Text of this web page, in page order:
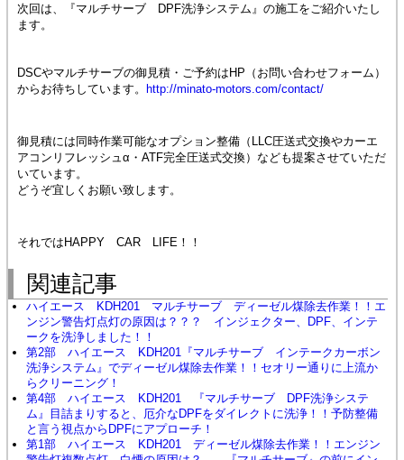
次回は、『マルチサーブ DPF洗浄システム』の施工をご紹介いたし
ます。
DSCやマルチサーブの御見積・ご予約はHP（お問い合わせフォーム）
からお待ちしています。
http://minato-motors.com/contact/
御見積には同時作業可能なオプション整備（LLC圧送式交換やカーエ
アコンリフレッシュα・ATF完全圧送式交換）なども提案させていただ
いています。
どうぞ宜しくお願い致します。
それではHAPPY CAR LIFE！！
関連記事
ハイエース KDH201 マルチサーブ ディーゼル煤除去作業！！エ
ンジン警告灯点灯の原因は？？？ インジェクター、DPF、インテ
ークを洗浄しました！！
第2部 ハイエース KDH201『マルチサーブ インテークカーボン
洗浄システム』でディーゼル煤除去作業！！セオリー通りに上流か
らクリーニング！
第4部 ハイエース KDH201 『マルチサーブ DPF洗浄システ
ム』目詰まりすると、厄介なDPFをダイレクトに洗浄！！予防整備
と言う視点からDPFにアプローチ！
第1部 ハイエース KDH201 ディーゼル煤除去作業！！エンジン